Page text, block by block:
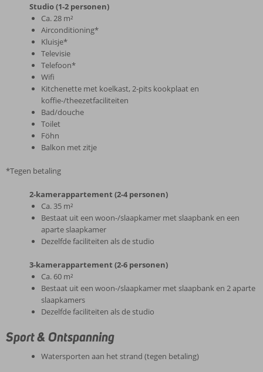
Studio (1-2 personen)
Ca. 28 m²
Airconditioning*
Kluisje*
Televisie
Telefoon*
Wifi
Kitchenette met koelkast, 2-pits kookplaat en
koffie-/theezetfaciliteiten
Bad/douche
Toilet
Föhn
Balkon met zitje
*Tegen betaling
2-kamerappartement (2-4 personen)
Ca. 35 m²
Bestaat uit een woon-/slaapkamer met slaapbank en een
aparte slaapkamer
Dezelfde faciliteiten als de studio
3-kamerappartement (2-6 personen)
Ca. 60 m²
Bestaat uit een woon-/slaapkamer met slaapbank en 2 aparte
slaapkamers
Dezelfde faciliteiten als de studio
Sport & Ontspanning
Watersporten aan het strand (tegen betaling)